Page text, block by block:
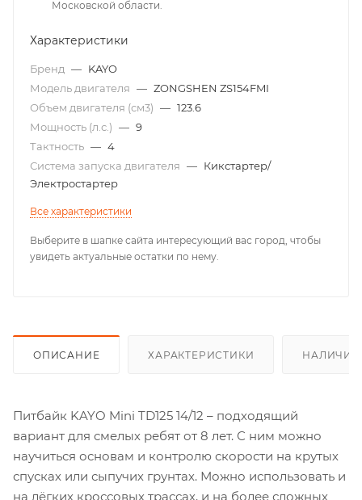
Московской области.
Характеристики
Бренд — KAYO
Модель двигателя — ZONGSHEN ZS154FMI
Объем двигателя (см3) — 123.6
Мощность (л.с.) — 9
Тактность — 4
Система запуска двигателя — Кикстартер/
Электростартер
Все характеристики
Выберите в шапке сайта интересующий вас город, чтобы
увидеть актуальные остатки по нему.
ОПИСАНИЕ ХАРАКТЕРИСТИКИ НАЛИЧИЕ
Питбайк KAYO Mini TD125 14/12 – подходящий
вариант для смелых ребят от 8 лет. С ним можно
научиться основам и контролю скорости на крутых
спусках или сыпучих грунтах. Можно использовать и
на лёгких кроссовых трассах, и на более сложных